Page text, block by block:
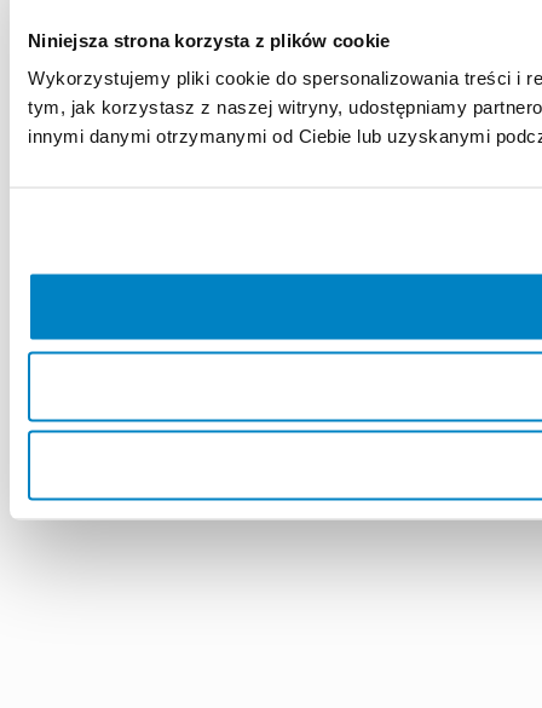
Niniejsza strona korzysta z plików cookie
Wykorzystujemy pliki cookie do spersonalizowania treści i
tym, jak korzystasz z naszej witryny, udostępniamy
innymi danymi otrzymanymi od Ciebie lub uzyskanymi